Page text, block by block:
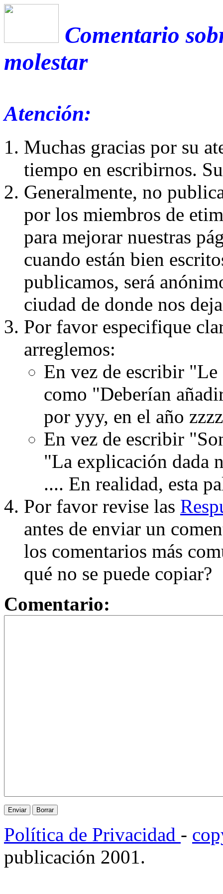
Comentario
molestar
Atención:
Muchas gracias por su
tiempo en escribirnos.
Generalmente, no
por los miembros de
para mejorar nuestras
cuando están bien
publicamos, será
ciudad de donde nos
Por favor especifique
arreglemos:
En vez de escribir
como "Deberían
por yyy, en el año
En vez de escribir
"La explicación dada
.... En realidad, esta
Por favor revise las
antes de enviar un
los comentarios más
qué no se puede copiar?
Comentario:
Política de Privacidad -
publicación 2001.